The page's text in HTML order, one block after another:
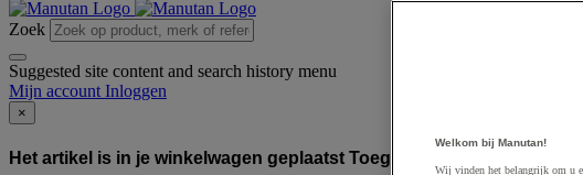
Zoek
Suggested site content and search history menu
Mijn account Inloggen
×
Het artikel is in je winkelwagen geplaatst Toegevoegd aan
Welkom bij Manutan!
Wij vinden het belangrijk om u